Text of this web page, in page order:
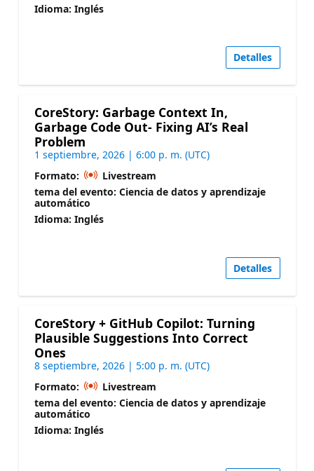
Idioma: Inglés
Detalles
CoreStory: Garbage Context In,
Garbage Code Out- Fixing AI’s Real
Problem
1 septiembre, 2026 | 6:00 p. m. (UTC)
Formato:
Livestream
tema del evento: Ciencia de datos y aprendizaje
automático
Idioma: Inglés
Detalles
CoreStory + GitHub Copilot: Turning
Plausible Suggestions Into Correct
Ones
8 septiembre, 2026 | 5:00 p. m. (UTC)
Formato:
Livestream
tema del evento: Ciencia de datos y aprendizaje
automático
Idioma: Inglés